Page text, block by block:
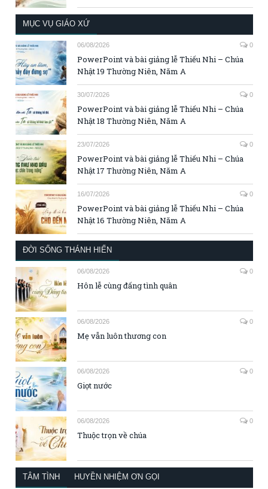
MỤC VỤ GIÁO XỨ
06/08/2026 0
PowerPoint và bài giảng lễ Thiếu Nhi – Chúa
Nhật 19 Thường Niên, Năm A
30/07/2026 0
PowerPoint và bài giảng lễ Thiếu Nhi – Chúa
Nhật 18 Thường Niên, Năm A
23/07/2026 0
PowerPoint và bài giảng lễ Thiếu Nhi – Chúa
Nhật 17 Thường Niên, Năm A
16/07/2026 0
PowerPoint và bài giảng lễ Thiếu Nhi – Chúa
Nhật 16 Thường Niên, Năm A
ĐỜI SỐNG THÁNH HIẾN
06/08/2026 0
Hôn lễ cùng đấng tình quân
06/08/2026 0
Mẹ vẫn luôn thương con
06/08/2026 0
Giọt nước
06/08/2026 0
Thuộc trọn về chúa
TÂM TÌNH HUYỀN NHIỆM ƠN GỌI